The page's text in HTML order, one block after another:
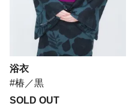
浴衣
#椿／黒
SOLD OUT